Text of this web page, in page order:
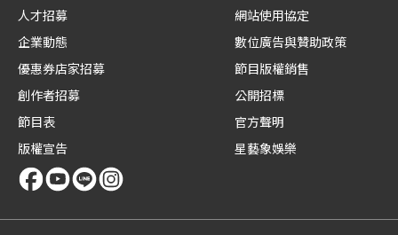
人才招募
企業動態
優惠券店家招募
創作者招募
節目表
版權宣告
網站使用協定
數位廣告與贊助政策
節目版權銷售
公開招標
官方聲明
星藝象娛樂